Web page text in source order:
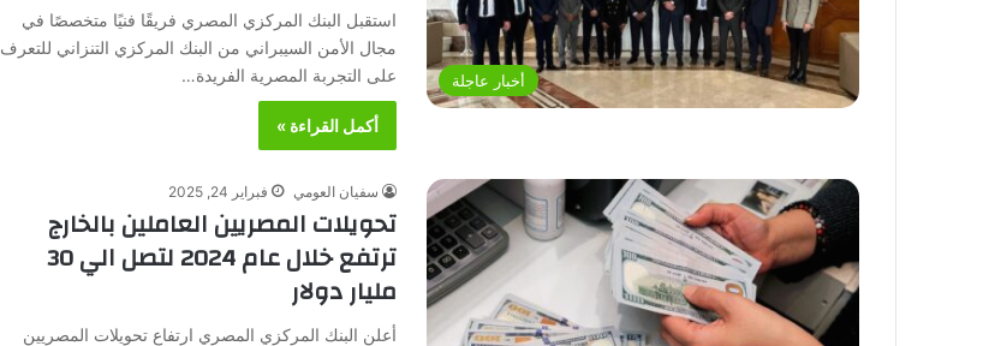
أخبار عاجلة
استقبل البنك المركزي المصري فريقًا فنيًا متخصصًا في
مجال الأمن السيبراني من البنك المركزي التنزاني للتعرف
على التجربة المصرية الفريدة…
أكمل القراءة »
سفيان العومي فبراير 24, 2025
تحويلات المصريين العاملين بالخارج
ترتفع خلال عام 2024 لتصل الي 30
مليار دولار
أعلن البنك المركزي المصري ارتفاع تحويلات المصريين